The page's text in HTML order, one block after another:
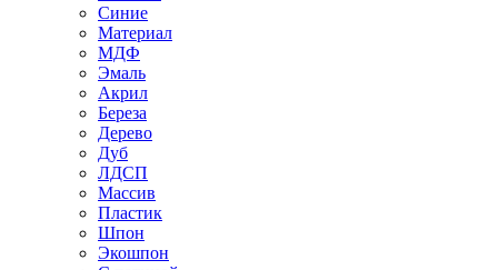
Синие
Материал
МДФ
Эмаль
Акрил
Береза
Дерево
Дуб
ЛДСП
Массив
Пластик
Шпон
Экошпон